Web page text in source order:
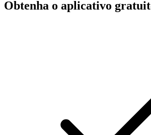
Obtenha o aplicativo